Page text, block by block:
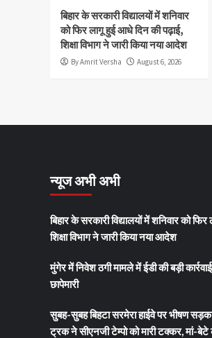
बिहार के सरकारी विद्यालयों में शनिवार
को फिर लागू हुई आधे दिन की पढ़ाई,
शिक्षा विभाग ने जारी किया नया आदेश
By Amrit Versha August 6, 2026
न्यूज अभी अभी
बिहार के सरकारी विद्यालयों में शनिवार को
शिक्षा विभाग ने जारी किया नया आदेश
मुंगेर में निवेश ठगी मामले में ईडी की बड़ी
छापेमारी
सुबह-सुबह बिहटा सरमेरा हाईवे पर भीषण
ट्रक ने सीएनजी टेम्पो को मारी टक्कर, मां-बेटे